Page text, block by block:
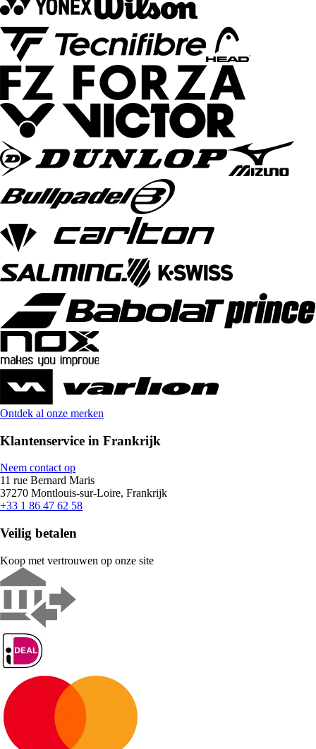
Ontdek al onze merken
Klantenservice in Frankrijk
Neem contact op
11 rue Bernard Maris
37270 Montlouis-sur-Loire, Frankrijk
+33 1 86 47 62 58
Veilig betalen
Koop met vertrouwen op onze site